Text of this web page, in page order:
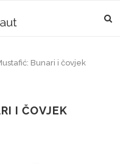
Bunari i čovjek
I ČOVJEK